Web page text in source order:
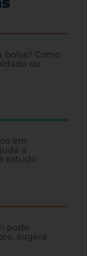
bolsa? Como
ou
em
a
estudo
pode
sugere